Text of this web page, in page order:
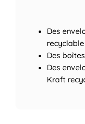
Des
recyclable
Des
Des
Kraft